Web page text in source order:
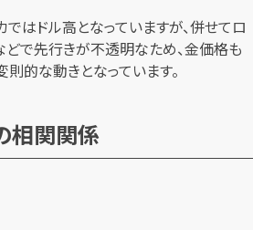
はドル高となっていますが、併せてロ
どで先行きが不透明なため、金価格も
的な動きとなっています。
相関関係